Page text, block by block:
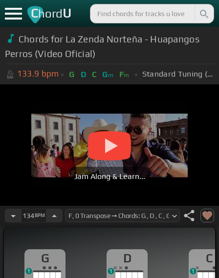
ChordU
Chords for La Zenda Norteña - Huapangos
Perros (Video Oficial)
133.9 bpm G D C Gm Fm Standard Tuning (EADGBE)
Jam Along & Learn...
134BPM
G
1
D
1
C
1